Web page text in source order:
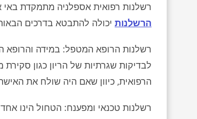
רשלנות רפואית אספלניה מתמקדת באי
הרשלנות יכולה להתבטא בדרכים
רשלנות הרופא המטפל: במידה
לבדיקות שגרתיות של הריון כגון
הרפואית, כיוון שאם היה שולח את
רשלנות טכנאי ומפענח: הטחול הינו